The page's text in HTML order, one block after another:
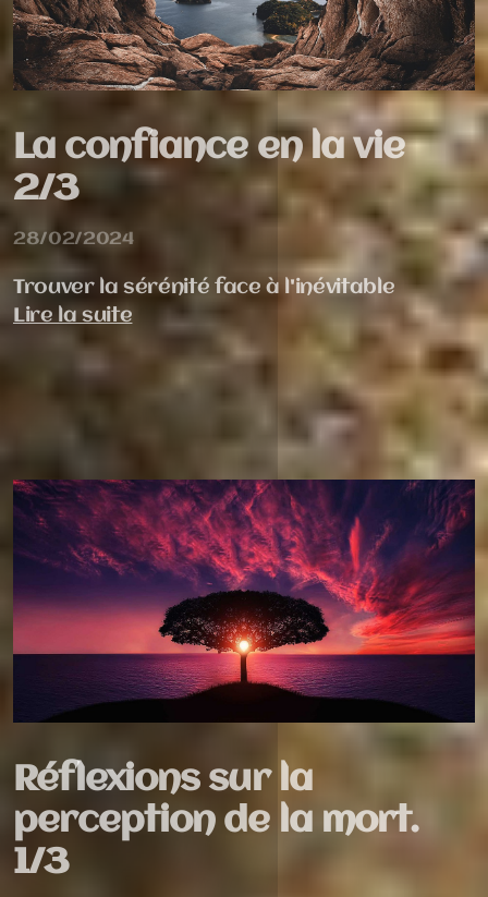
La confiance en la vie
2/3
28/02/2024
Trouver la sérénité face à l'inévitable
Lire la suite
Réflexions sur la
perception de la mort.
1/3